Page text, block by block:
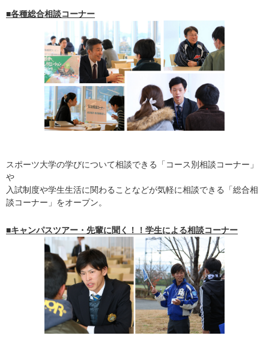
■各種総合相談コーナー
スポーツ大学の学びについて相談できる「コース別相談コーナー」
や
入試制度や学生生活に関わることなどが気軽に相談できる「総合相
談コーナー」をオープン。
■キャンパスツアー・先輩に聞く！！学生による相談コーナー